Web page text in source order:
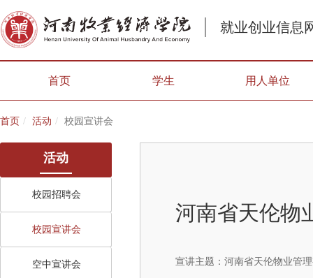
就业创业信息
首页 学生 用人单位
首页 活动 校园宣讲会
活动
校园招聘会
校园宣讲会
空中宣讲会
河南省天伦物
宣讲主题： 河南省天伦物业管